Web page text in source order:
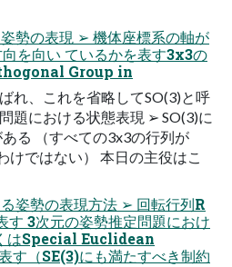
勢の表現 ➢ 機体座標系の軸が
を向い ているかを表す3x3の
Group in
れ、これを省略してSO(3)と呼
題における状態表現 ➢ SO(3)に
る （すべての3x3の行列が
けではない） 本日の主役はこ
姿勢の表現方法 ➢ 回転行列R
す 3次元の姿勢推定問題におけ
はSpecial Euclidean
す（SE(3)にも満たすべき制約